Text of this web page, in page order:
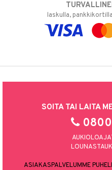
laskulla,
SOITA TAI LAITA
0800
ASIAKASPALVELUMME